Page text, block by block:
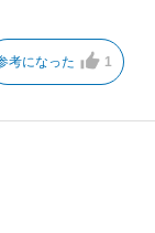
考になった 1